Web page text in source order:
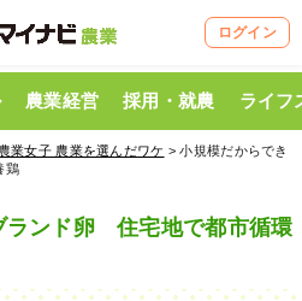
ログイン
農業経営 採用・就農 ライフ
業女子 農業を選んだワケ > 小規模だからでき
鶏
ランド卵 住宅地で都市循環